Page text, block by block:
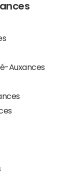
Auxances